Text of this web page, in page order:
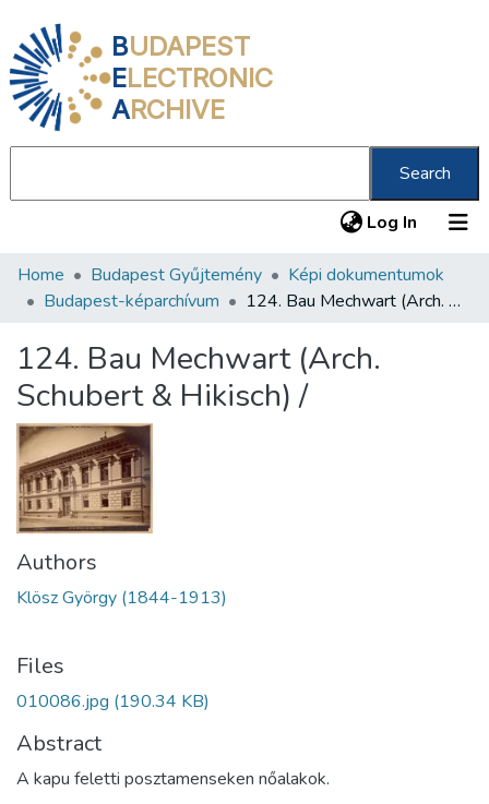
BUDAPEST
ELECTRONIC
ARCHIVE
Search
Log In (current)
Communities & Collections
Statistics
About us
Home Budapest Gyűjtemény
Képi dokumentumok
Budapest-képarchívum
124. Bau Mechwart (Arch. Schubert & Hikisch) /
124. Bau Mechwart (Arch.
Schubert & Hikisch) /
Authors
Klösz György (1844-1913)
Files
010086.jpg (190.34 KB)
Abstract
A kapu feletti posztamenseken nőalakok.